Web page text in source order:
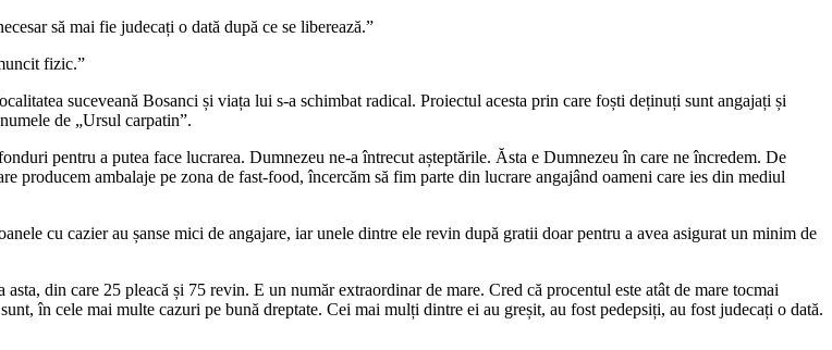
să mai fie judecați o dată după ce se liberează.”
fizic.”
suceveană Bosanci și viața lui s-a schimbat radical. Proiectul acesta prin care foști deținuți sunt angajați și
de „Ursul carpatin”.
pentru a putea face lucrarea. Dumnezeu ne-a întrecut așteptările. Ăsta e Dumnezeu în care ne încredem. De
producem ambalaje pe zona de fast-food, încercăm să fim parte din lucrare angajând oameni care ies din mediul
cu cazier au șanse mici de angajare, iar unele dintre ele revin după gratii doar pentru a avea asigurat un minim de
din care 25 pleacă și 75 revin. E un număr extraordinar de mare. Cred că procentul este atât de mare tocmai
în cele mai multe cazuri pe bună dreptate. Cei mai mulți dintre ei au greșit, au fost pedepsiți, au fost judecați o dată.